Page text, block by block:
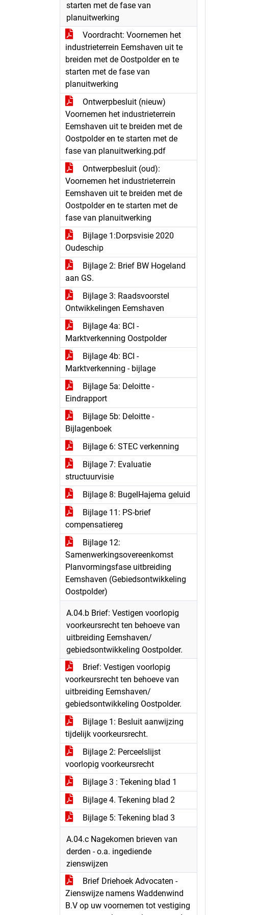
starten met de fase van
planuitwerking
Voordracht: Voornemen het
industrieterrein Eemshaven uit te
breiden met de Oostpolder en te
starten met de fase van
planuitwerking
Ontwerpbesluit (nieuw)
Voornemen het industrieterrein
Eemshaven uit te breiden met de
Oostpolder en te starten met de
fase van planuitwerking.pdf
Ontwerpbesluit (oud):
Voornemen het industrieterrein
Eemshaven uit te breiden met de
Oostpolder en te starten met de
fase van planuitwerking
Bijlage 1:Dorpsvisie 2020
Oudeschip
Bijlage 2: Brief BW Hogeland
aan GS.
Bijlage 3: Raadsvoorstel
Ontwikkelingen Eemshaven
Bijlage 4a: BCI -
Marktverkenning Oostpolder
Bijlage 4b: BCI -
Marktverkenning - bijlage
Bijlage 5a: Deloitte -
Eindrapport
Bijlage 5b: Deloitte -
Bijlagenboek
Bijlage 6: STEC verkenning
Bijlage 7: Evaluatie
structuurvisie
Bijlage 8: BugelHajema geluid
Bijlage 11: PS-brief
compensatiereg
Bijlage 12:
Samenwerkingsovereenkomst
Planvormingsfase uitbreiding
Eemshaven (Gebiedsontwikkeling
Oostpolder)
A.04.b Brief: Vestigen voorlopig
voorkeursrecht ten behoeve van
uitbreiding Eemshaven/
gebiedsontwikkeling Oostpolder.
Brief: Vestigen voorlopig
voorkeursrecht ten behoeve van
uitbreiding Eemshaven/
gebiedsontwikkeling Oostpolder.
Bijlage 1: Besluit aanwijzing
tijdelijk voorkeursrecht.
Bijlage 2: Perceelslijst
voorlopig voorkeursrecht
Bijlage 3 : Tekening blad 1
Bijlage 4. Tekening blad 2
Bijlage 5: Tekening blad 3
A.04.c Nagekomen brieven van
derden - o.a. ingediende
zienswijzen
Brief Driehoek Advocaten -
Zienswijze namens Waddenwind
B.V op uw voornemen tot vestiging